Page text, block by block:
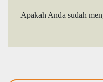
Apakah Anda sudah